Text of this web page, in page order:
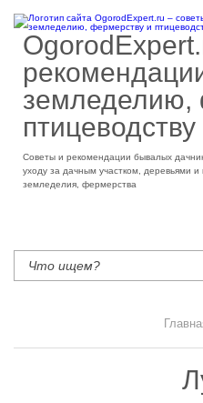
земледелию,
птицеводству
Советы и рекомендации бывалых
уходу за дачным участком, деревьями и
земледелия, фермерства